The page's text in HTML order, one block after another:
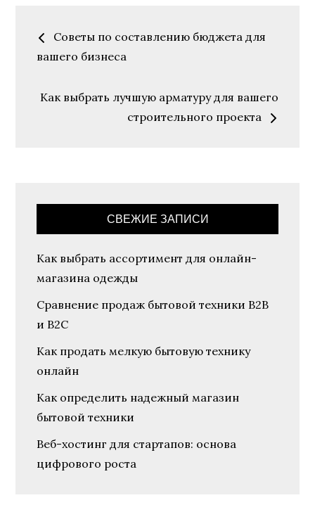
Навигация
по
записям
Советы по составлению бюджета для
вашего бизнеса
Как выбрать лучшую арматуру для вашего
строительного проекта
СВЕЖИЕ ЗАПИСИ
Как выбрать ассортимент для онлайн-
магазина одежды
Сравнение продаж бытовой техники B2B
и B2C
Как продать мелкую бытовую технику
онлайн
Как определить надежный магазин
бытовой техники
Веб-хостинг для стартапов: основа
цифрового роста